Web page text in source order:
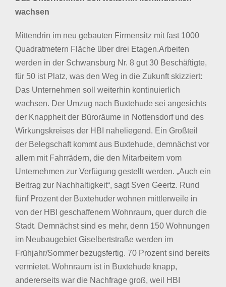
wachsen
Mittendrin im neu gebauten Firmensitz mit fast 1000
Quadratmetern Fläche über drei Etagen.Arbeiten
werden in der Schwansburg Nr. 8 gut 30 Beschäftigte,
für 50 ist Platz, was den Weg in die Zukunft skizziert:
Das Unternehmen soll weiterhin kontinuierlich
wachsen. Der Umzug nach Buxtehude sei angesichts
der Knappheit der Büroräume in Nottensdorf und des
Wirkungskreises der HBI naheliegend. Ein Großteil
der Belegschaft kommt aus Buxtehude, demnächst vor
allem mit Fahrrädern, die den Mitarbeitern vom
Unternehmen zur Verfügung gestellt werden. „Auch ein
Beitrag zur Nachhaltigkeit“, sagt Sven Geertz. Rund
fünf Prozent der Buxtehuder wohnen mittlerweile in
von der HBI geschaffenem Wohnraum, quer durch die
Stadt. Demnächst sind es mehr, denn 150 Wohnungen
im Neubaugebiet Giselbertstraße werden im
Frühjahr/Sommer bezugsfertig. 70 Prozent sind bereits
vermietet. Wohnraum ist in Buxtehude knapp,
andererseits war die Nachfrage groß, weil HBI